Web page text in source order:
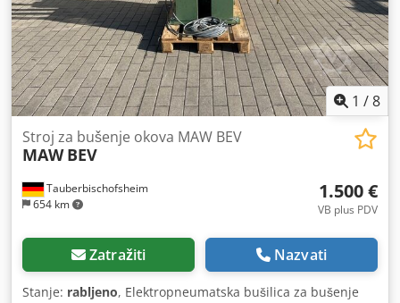
1 /8
Tauberbischofsheim
654 km
Stroj za bušenje okova MAW BEV
MAW BEV
1.500 €
VB plus PDV
Zatražiti Nazvati
Stanje: rabljeno, Elektropneumatska bušilica za bušenje